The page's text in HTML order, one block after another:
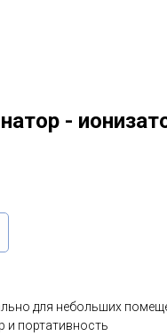
-
для небольших
и портативность